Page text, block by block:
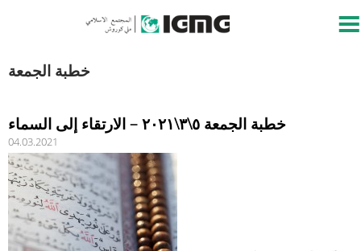
خطبة الجمعة
خطبة الجمعة ٥\٣\٢٠٢١ – الارتقاء إلى السماء
04.03.2021